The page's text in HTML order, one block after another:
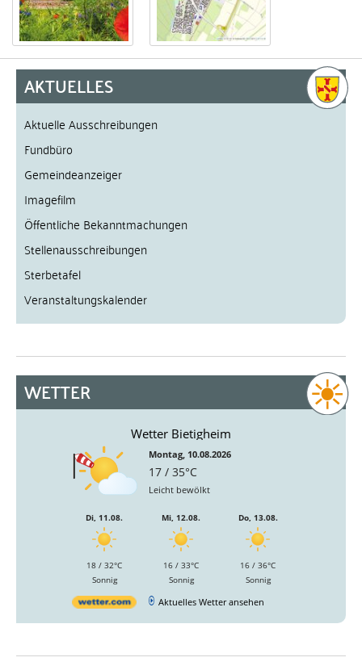
AKTUELLES
Aktuelle Ausschreibungen
Fundbüro
Gemeindeanzeiger
Imagefilm
Öffentliche Bekanntmachungen
Stellenausschreibungen
Sterbetafel
Veranstaltungskalender
WETTER
Wetter Bietigheim
Montag, 10.08.2026
17 / 35°C
Leicht bewölkt
Di, 11.08.
18 / 32°C
Sonnig
Mi, 12.08.
16 / 33°C
Sonnig
Do, 13.08.
16 / 36°C
Sonnig
Aktuelles Wetter ansehen